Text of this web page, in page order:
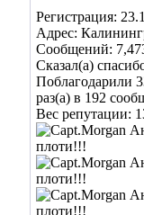
Регистрация:
Адрес:
Сообщений:
Сказал(а)
Поблагодарили
раз(а) в 192
Вес репутации: